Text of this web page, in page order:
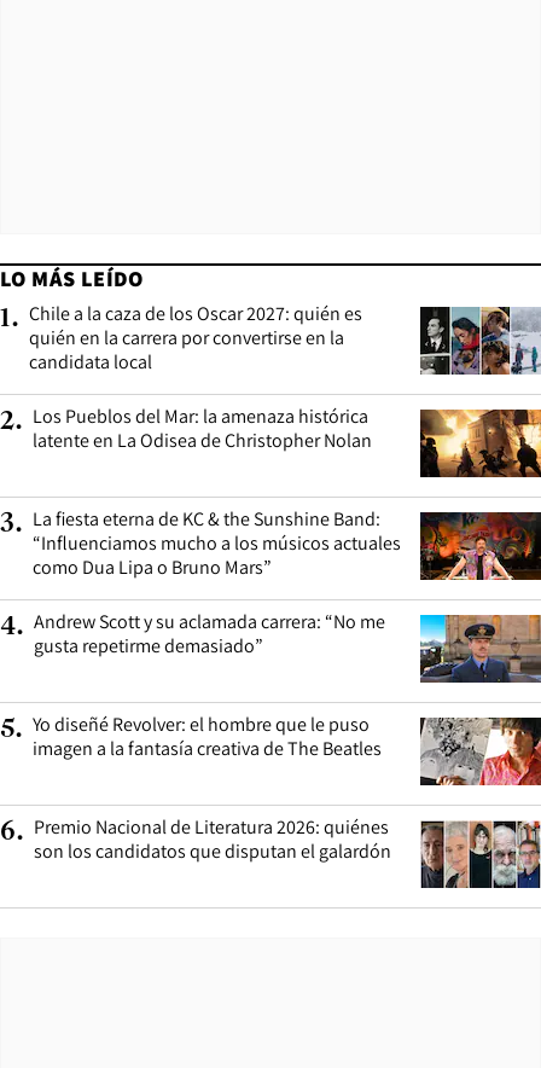
LO MÁS LEÍDO
1. Chile a la caza de los Oscar 2027: quién es
quién en la carrera por convertirse en la
candidata local
2. Los Pueblos del Mar: la amenaza histórica
latente en La Odisea de Christopher Nolan
3. La fiesta eterna de KC & the Sunshine Band:
“Influenciamos mucho a los músicos actuales
como Dua Lipa o Bruno Mars”
4. Andrew Scott y su aclamada carrera: “No me
gusta repetirme demasiado”
5. Yo diseñé Revolver: el hombre que le puso
imagen a la fantasía creativa de The Beatles
6. Premio Nacional de Literatura 2026: quiénes
son los candidatos que disputan el galardón